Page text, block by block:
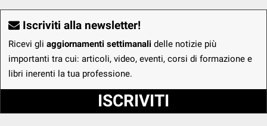
Iscriviti alla newsletter!
Ricevi gli aggiornamenti settimanali delle notizie più
importanti tra cui: articoli, video, eventi, corsi di formazione e
libri inerenti la tua professione.
ISCRIVITI